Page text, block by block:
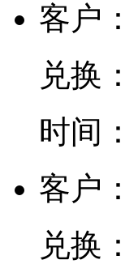
客户：
兑换：
时间：
客户：
兑换：